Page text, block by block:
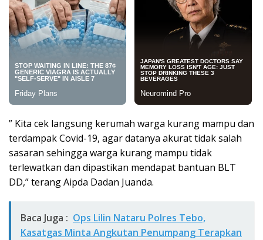
” Kita cek langsung kerumah warga kurang mampu dan
terdampak Covid-19, agar datanya akurat tidak salah
sasaran sehingga warga kurang mampu tidak
terlewatkan dan dipastikan mendapat bantuan BLT
DD,” terang Aipda Dadan Juanda.
Baca Juga : Ops Lilin Nataru Polres Tebo,
Kasatgas Minta Angkutan Penumpang Terapkan